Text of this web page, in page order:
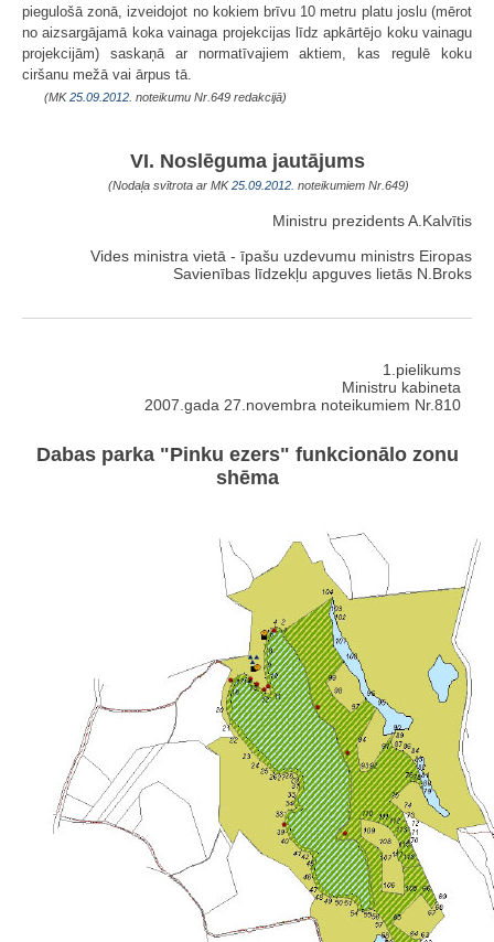
piegulošā zonā, izveidojot no kokiem brīvu 10 metru platu joslu (mērot
no aizsargājamā koka vainaga projekcijas līdz apkārtējo koku vainagu
projekcijām) saskaņā ar normatīvajiem aktiem, kas regulē koku
ciršanu mežā vai ārpus tā.
(MK25.09.2012. noteikumu Nr.649 redakcijā)
VI. Noslēguma jautājums
(Nodaļa svītrota ar MK25.09.2012. noteikumiem Nr.649)
Ministru prezidents A.Kalvītis
Vides ministra vietā - īpašu uzdevumu ministrs Eiropas
Savienības līdzekļu apguves lietās N.Broks
1.pielikums
Ministru kabineta
2007.gada 27.novembra noteikumiem Nr.810
Dabas parka "Pinku ezers" funkcionālo zonu
shēma